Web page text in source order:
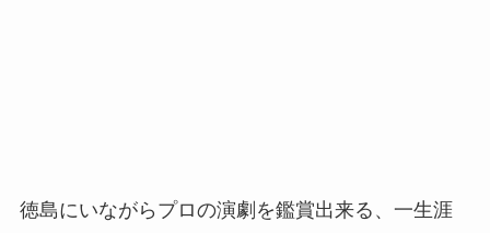
徳島にいながらプロの演劇を鑑賞出来る、一生涯